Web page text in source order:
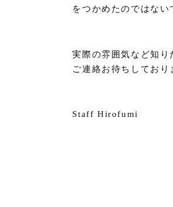
をつかめたのではない
実際の雰囲気など知り
ご連絡お待ちしており
Staff Hirofumi